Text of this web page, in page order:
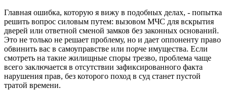
Главная ошибка, которую я вижу в подобных делах, - попытка
решить вопрос силовым путем: вызовом МЧС для вскрытия
дверей или ответной сменой замков без законных оснований.
Это не только не решает проблему, но и дает оппоненту право
обвинить вас в самоуправстве или порче имущества. Если
смотреть на такие жилищные споры трезво, проблема чаще
всего заключается в отсутствии зафиксированного факта
нарушения прав, без которого поход в суд станет пустой
тратой времени.